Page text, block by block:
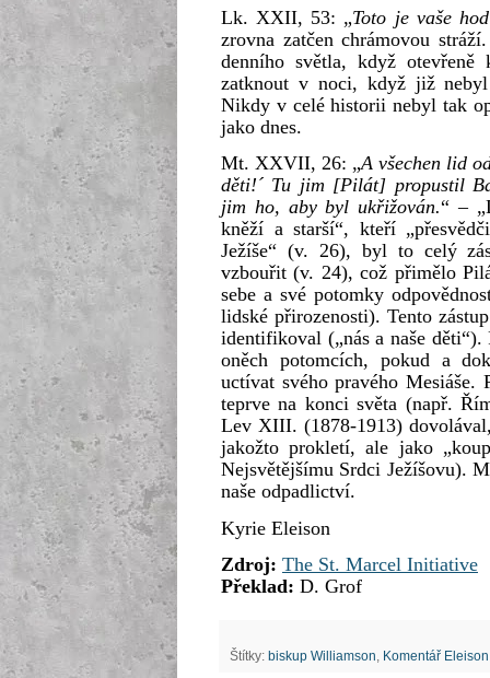
Lk. XXII, 53: „Toto je vaše
zrovna zatčen chrámovou
denního světla, když
zatknout v noci, když již
Nikdy v celé historii nebyl tak
jako dnes.
Mt. XXVII, 26: „A všechen lid
děti!´ Tu jim [Pilát] propustil
jim ho, aby byl ukřižován.“ –
kněží a starší“, kteří
Ježíše“ (v. 26), byl to celý
vzbouřit (v. 24), což přimělo
sebe a své potomky
lidské přirozenosti). Tento
identifikoval („nás a naše
oněch potomcích, pokud a
uctívat svého pravého Mesiáše.
teprve na konci světa (např.
Lev XIII. (1878-1913)
jakožto prokletí, ale jako
Nejsvětějšímu Srdci Ježíšovu).
naše odpadlictví.
Kyrie Eleison
Zdroj: The St. Marcel Initiative
Překlad: D. Grof
Štítky: biskup Williamson, Komentář Eleison